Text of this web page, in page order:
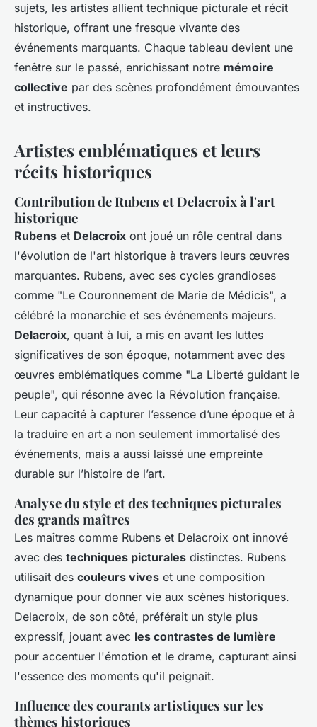
sujets, les artistes allient technique picturale et récit
historique, offrant une fresque vivante des
événements marquants. Chaque tableau devient une
fenêtre sur le passé, enrichissant notre mémoire
collective par des scènes profondément émouvantes
et instructives.
Artistes emblématiques et leurs
récits historiques
Contribution de Rubens et Delacroix à l'art
historique
Rubens et Delacroix ont joué un rôle central dans
l'évolution de l'art historique à travers leurs œuvres
marquantes. Rubens, avec ses cycles grandioses
comme "Le Couronnement de Marie de Médicis", a
célébré la monarchie et ses événements majeurs.
Delacroix, quant à lui, a mis en avant les luttes
significatives de son époque, notamment avec des
œuvres emblématiques comme "La Liberté guidant le
peuple", qui résonne avec la Révolution française.
Leur capacité à capturer l’essence d’une époque et à
la traduire en art a non seulement immortalisé des
événements, mais a aussi laissé une empreinte
durable sur l’histoire de l’art.
Analyse du style et des techniques picturales
des grands maîtres
Les maîtres comme Rubens et Delacroix ont innové
avec des techniques picturales distinctes. Rubens
utilisait des couleurs vives et une composition
dynamique pour donner vie aux scènes historiques.
Delacroix, de son côté, préférait un style plus
expressif, jouant avec les contrastes de lumière
pour accentuer l'émotion et le drame, capturant ainsi
l'essence des moments qu'il peignait.
Influence des courants artistiques sur les
thèmes historiques